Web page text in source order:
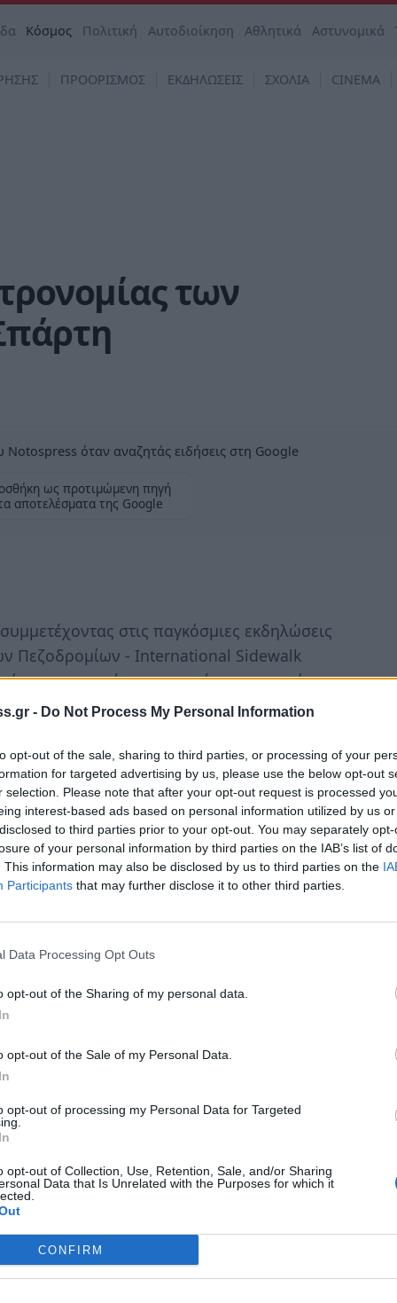
- Do Not Process My Personal Information
opt-out of the sale, sharing to third parties, or processing of your
for targeted advertising by us, please use the below opt-out
selection. Please note that after your opt-out request is processed
interest-based ads based on personal information utilized by us
to third parties prior to your opt-out. You may separately
of your personal information by third parties on the IAB’s list of
This information may also be disclosed by us to third parties on the
Participants that may further disclose it to other third parties.
Data Processing Opt Outs
opt-out of the Sharing of my personal data.
opt-out of the Sale of my Personal Data.
opt-out of processing my Personal Data for Targeted
opt-out of Collection, Use, Retention, Sale, and/or Sharing
Data that Is Unrelated with the Purposes for which it
CONFIRM
Κόσμος Πολιτική Αυτοδιοίκηση Αθλητικά Αστυνομικά
ΠΡΟΟΡΙΣΜΟΣ ΕΚΔΗΛΩΣΕΙΣ ΣΧΟΛΙΑ CINEMA
των
όταν αναζητάς ειδήσεις στη Google
ως προτιμώμενη πηγή
αποτελέσματα της Google
στις παγκόσμιες εκδηλώσεις
Πεζοδρομίων - International Sidewalk
αφιερωμένη στην μνήμη πρωτοπόρου
πρόσφατα απεβίωσε, διοργανώνει
της Σπάρτης το Σάββατο 8 Μαρτίου
Η επιστήμη
δεν είναι κακή
21:36
ελιά χωρίς νερό και τι
03/06/2026 12:56